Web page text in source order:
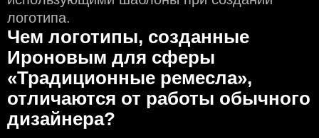
логотипа.
Чем логотипы, созданные
Ироновым для сферы
«Традиционные ремесла»,
отличаются от работы обычного
дизайнера?